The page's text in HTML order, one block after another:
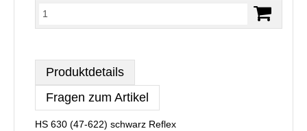
Produktdetails
Fragen zum Artikel
HS 630 (47-622) schwarz Reflex